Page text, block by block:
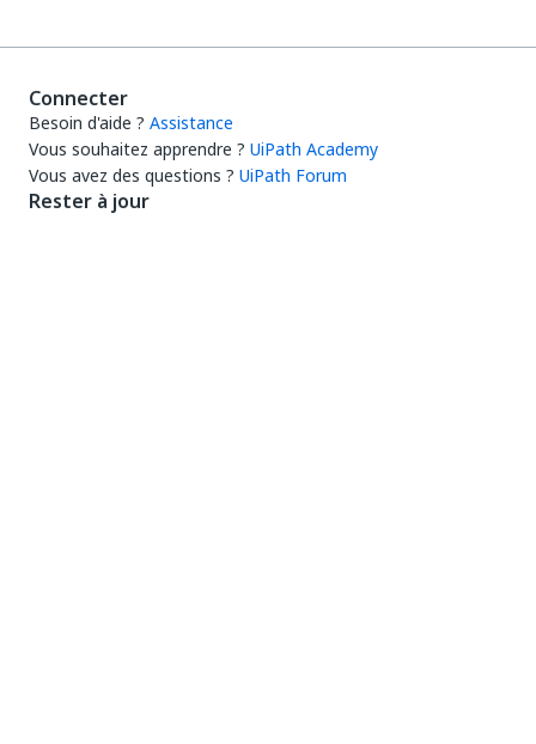
Connecter
Besoin d'aide ? Assistance
Vous souhaitez apprendre ? UiPath Academy
Vous avez des questions ? UiPath Forum
Rester à jour